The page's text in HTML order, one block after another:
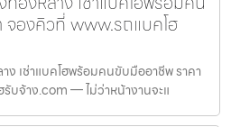
องคิวที่ www.รถแบคโฮ
เช่าแบคโฮพร้อมคนขับมืออาชีพ ราคา
บจ้าง.com — ไม่ว่าหน้างานจะแ